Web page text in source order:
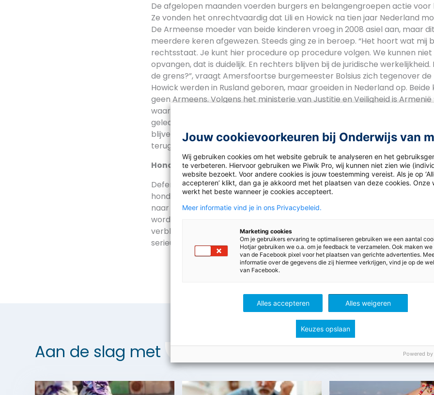
De afgelopen maanden voerden burgers en belangengroepen actie voor
Ze vonden het onrechtvaardig dat Lili en Howick na tien jaar Nederland
De Armeense moeder van beide kinderen vroeg in 2008 asiel aan, maar
meerdere keren afgewezen. Steeds ging ze in beroep. “Het hoort wat mij
rechtsstaat. Je kunt hier procedure op procedure volgen. We kunnen
opvangen, dat is duidelijk. En rechters blijven bij de juridische
de grens?”, vraagt Amersfoortse burgemeester Bolsius zich tegenover de
Howick werden in Rusland geboren, maar groeiden in Nederland op.
geen Armeens. Volgens het ministerie van Justitie en Veiligheid is Armenië
waar Lili en Howick met hun moeder herenigd konden worden”. De
geleden uitgezet en woont sindsdien in Armenië. Nu beide kinderen in
blijven, mag de moeder in het kader van gezinshereniging waarschijnlijk
terugkeren.
Honderden kinderen
Defence for Children stelt dat de zaak van Howick en Lili staat niet op zich
honderden kinderen in Nederland van wie hun ontwikkeling in gevaar
naar het land van herkomst. De rechten van deze kinderen dreigen ook
worden. Zo gaat het om 400 kinderen die langer dan vijf jaar in Nederland
verblijfsvergunning, om gehandicapte kinderen en kinderen die in de
serieus worden genomen”, schrijft de internationale
Aan de slag met Maatschappijleer
Jouw cookievoorkeuren bij Onderwijs van
Wij gebruiken cookies om het website gebruik te analyseren en het
te verbeteren. Hiervoor gebruiken we Piwik Pro, wij kunnen niet zien wie
website bezoekt. Voor andere cookies is jouw toestemming vereist. Als je op
accepteren’ klikt, dan ga je akkoord met het plaatsen van deze cookies. Onze
werkt het beste wanneer je cookies accepteert.
Meer informatie vind je in ons Privacybeleid.
Marketing cookies
Om je gebruikers ervaring te optimaliseren gebruiken we een aantal
Hotjar gebruiken we o.a. om je feedback te verzamelen. Ook maken
van de Facebook pixel voor het plaatsen van gerichte advertenties.
informatie over de gegevens die zij hiermee verkrijgen, vind je op de
van Facebook.
Alles accepteren Alles weigeren
Keuzes opslaan
Powered by